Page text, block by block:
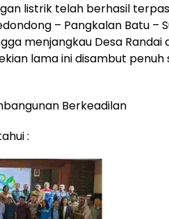
listrik telah berhasil
– Pangkalan Batu –
menjangkau Desa Randai
lama ini disambut
Berkeadilan
: